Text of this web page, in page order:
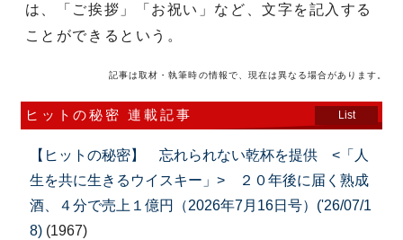
は、「ご挨拶」「お祝い」など、文字を記入する
ことができるという。
記事は取材・執筆時の情報で、現在は異なる場合があります。
ヒットの秘密 連載記事 List
【ヒットの秘密】 忘れられない乾杯を提供 <「人
生を共に生きるウイスキー」> ２０年後に届く熟成
酒、４分で売上１億円（2026年7月16日号）('26/07/1
8) (1967)